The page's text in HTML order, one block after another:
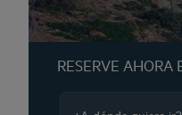
RESERVE AHORA